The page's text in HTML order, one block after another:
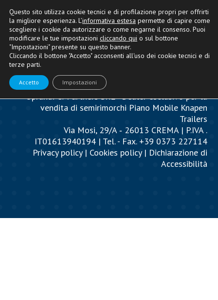
Oprandi & Partners SRL - Dealer esclusivo per la
vendita di semirimorchi Piano Mobile Knapen
Trailers
Via Mosi, 29/A ‐ 26013 CREMA | P.IVA .
IT01613940194 | Tel. - Fax. +39 0373 227114
Privacy policy| Cookies policy| Dichiarazione di
Accessibilità
Questo sito utilizza cookie tecnici e di profilazione propri per offrirti
la migliore esperienza. L’informativa estesa permette di capire come
scegliere i cookie da autorizzare o come negarne il consenso. Puoi
modificare le tue impostazioni cliccando qui o sul bottone
"Impostazioni" presente su questo banner.
Cliccando il bottone "Accetto" acconsenti all'uso dei cookie tecnici e di
terze parti.
Accetto Impostazioni